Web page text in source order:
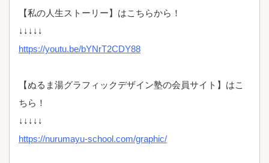
【私の人生ストーリー】はこちらから！
↓↓↓↓↓
https://youtu.be/bYNrT2CDY88
【ぬるま湯グラフィックデザイン塾の会員サイト】はこ
ちら！
↓↓↓↓↓
https://nurumayu-school.com/graphic/